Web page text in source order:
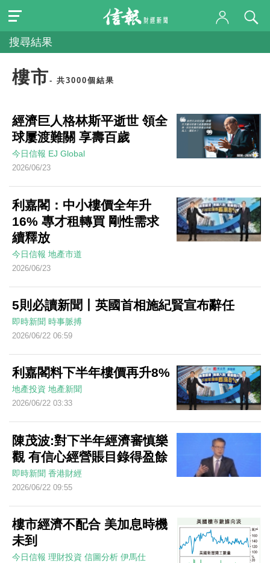
搜尋結果
樓市- 共3000個結果
經濟巨人格林斯平逝世 領全
球屢渡難關 享壽百歲
今日信報 EJ Global
2026/06/23
利嘉閣：中小樓價全年升
16% 專才租轉買 剛性需求
續釋放
今日信報 地產市道
2026/06/23
5則必讀新聞丨英國首相施紀賢宣布辭任
即時新聞 時事脈搏
2026/06/22 06:59
利嘉閣料下半年樓價再升8%
地產投資 地產新聞
2026/06/22 03:33
陳茂波:對下半年經濟審慎樂
觀 有信心經營賬目錄得盈餘
即時新聞 香港財經
2026/06/22 09:55
樓市經濟不配合 美加息時機
未到
今日信報 理財投資 信圖分析 伊馬仕